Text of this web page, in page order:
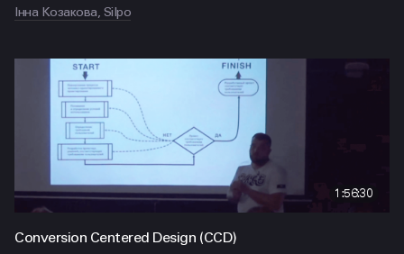
Інна Козакова, Silpo
1:56:30
Conversion Centered Design (CCD)